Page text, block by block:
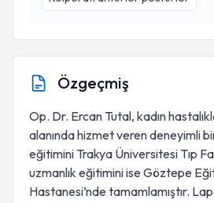
Özgeçmiş
Op. Dr. Ercan Tutal, kadın
alanında hizmet veren deneyimli
eğitimini Trakya Üniversitesi Tıp
uzmanlık eğitimini ise Göztepe
Hastanesi’nde tamamlamıştır.